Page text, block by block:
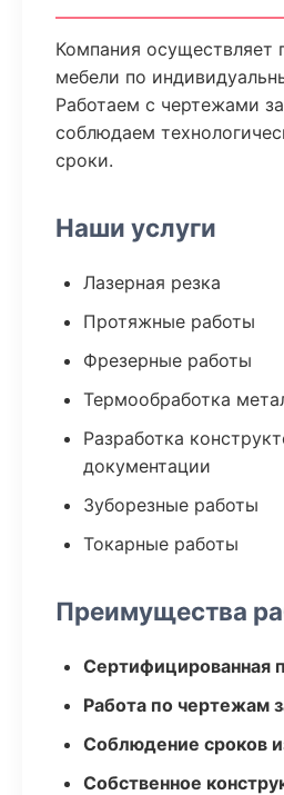
Компания осуществляет
мебели по
Работаем с чертежами
соблюдаем
сроки.
Наши услуги
Лазерная резка
Протяжные работы
Фрезерные работы
Термообработка
Разработка
документации
Зуборезные работы
Токарные работы
Преимущества
Сертифицированная
Работа по чертежам
Соблюдение сроков
Собственное